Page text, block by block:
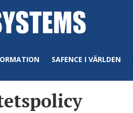
SAFENCE I VÄRLDEN